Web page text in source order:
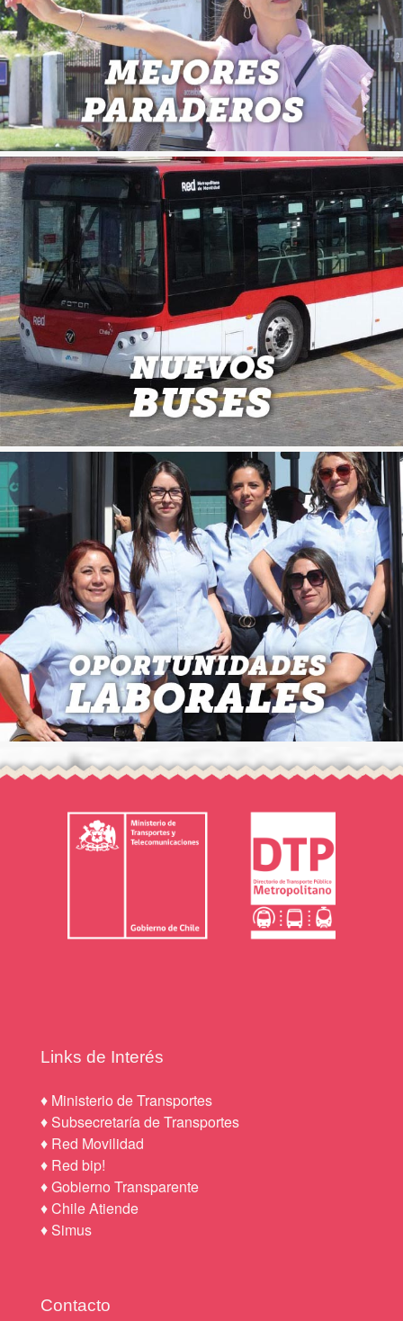
Links de Interés
♦ Ministerio de Transportes
♦ Subsecretaría de Transportes
♦ Red Movilidad
♦ Red bip!
♦Gobierno Transparente
♦Chile Atiende
♦ Simus
Contacto